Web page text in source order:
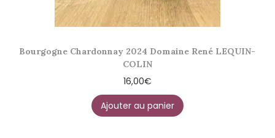
Bourgogne Chardonnay 2024 Domaine René LEQUIN-
COLIN
16,00€
Ajouter au panier